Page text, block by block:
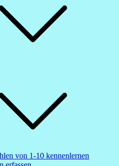
von 1-10 kennenlernen